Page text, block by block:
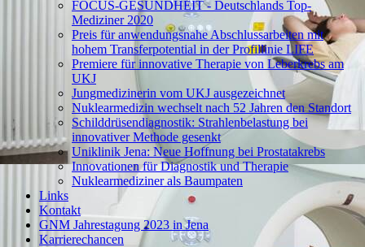
FOCUS-GESUNDHEIT - Deutschlands Top-
Mediziner 2020
Preis für anwendungsnahe Abschlussarbeiten mit
hohem Transferpotential in der Profillinie LIFE
Premiere für innovative Therapie von Leberkrebs am
UKJ
Jungmedizinerin vom UKJ ausgezeichnet
Nuklearmedizin wechselt nach 52 Jahren den Standort
Schilddrüsendiagnostik: Strahlenbelastung bei
innovativer Methode gesenkt
Uniklinik Jena: Neue Hoffnung bei Prostatakrebs
Innovationen für Diagnostik und Therapie
Nuklearmediziner als Baumpaten
Links
Kontakt
GNM Jahrestagung 2023 in Jena
Karrierechancen